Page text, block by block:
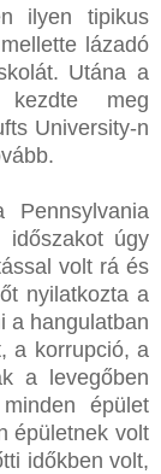
ilyen tipikus
lázadó
Utána a
kezdte meg
University-n
Pennsylvania
úgy
volt rá és
nyilatkozta a
a hangulatban
a korrupció, a
a levegőben
épület
épületnek volt
időkben volt,